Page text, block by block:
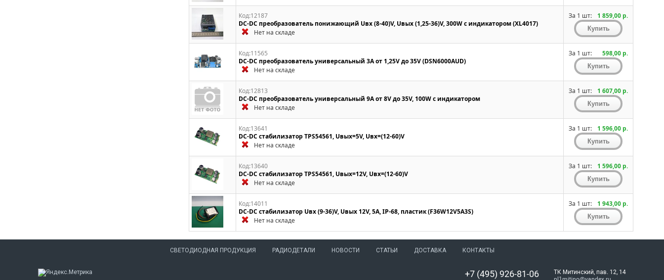
Код:12187
DC-DC преобразователь понижающий Uвх (8-40)V, Uвых (1,25-36)V, 300W с индикатором (XL4017)
Нет на складе
За 1 шт: 1 859,00 р.
Код:11565
DC-DC преобразователь универсальный 3A от 1,25V до 35V (DSN6000AUD)
Нет на складе
За 1 шт: 598,00 р.
Код:12813
DC-DC преобразователь универсальный 9A от 8V до 35V, 100W с индикатором
Нет на складе
За 1 шт: 1 607,00 р.
Код:13641
DC-DC стабилизатор TPS54561, Uвых=5V, Uвх=(12-60)V
Нет на складе
За 1 шт: 1 596,00 р.
Код:13640
DC-DC стабилизатор TPS54561, Uвых=12V, Uвх=(12-60)V
Нет на складе
За 1 шт: 1 596,00 р.
Код:14011
DC-DC стабилизатор Uвх (9-36)V, Uвых 12V, 5A, IP-68, пластик (F36W12V5A3S)
Нет на складе
За 1 шт: 1 943,00 р.
СВЕТОДИОДНАЯ ПРОДУКЦИЯ РАДИОДЕТАЛИ НОВОСТИ СТАТЬИ ДОСТАВКА КОНТАКТЫ
ТК Митинский, пав. 12, 14
+7 (495) 926-81-06